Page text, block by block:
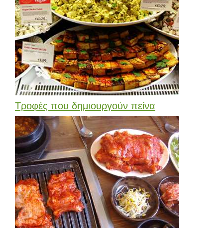
Τροφές που δημιουργούν πείνα